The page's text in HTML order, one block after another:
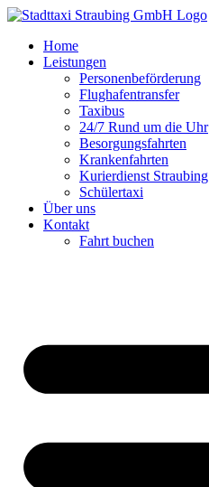
Zum
springenHome
Leistungen
Personenbeförderung
Flughafentransfer
Taxibus
24/7 Rund um die Uhr
Besorgungsfahrten
Krankenfahrten
Kurierdienst Straubing
Schülertaxi
Über uns
Kontakt
Fahrt buchen